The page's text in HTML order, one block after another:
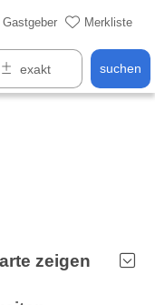
Gastgeber Merkliste
suchen
zeigen